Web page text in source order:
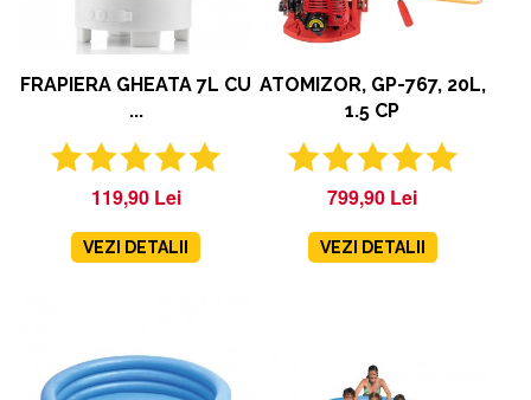
FRAPIERA GHEATA 7L CU
...
119,90 Lei
VEZI DETALII
ATOMIZOR, GP-767, 20L,
1.5 CP
799,90 Lei
VEZI DETALII